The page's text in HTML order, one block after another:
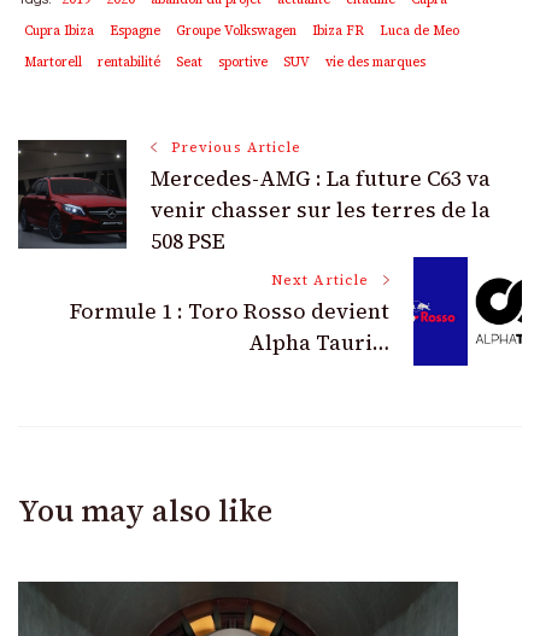
Cupra Ibiza
Espagne Groupe Volkswagen Ibiza FR
Luca de Meo
Martorell
rentabilité Seat sportive SUV vie des marques
Post
Navigation
Previous Article
Mercedes-AMG : La future C63 va
venir chasser sur les terres de la
508 PSE
Next Article
Formule 1 : Toro Rosso devient
Alpha Tauri…
You may also like